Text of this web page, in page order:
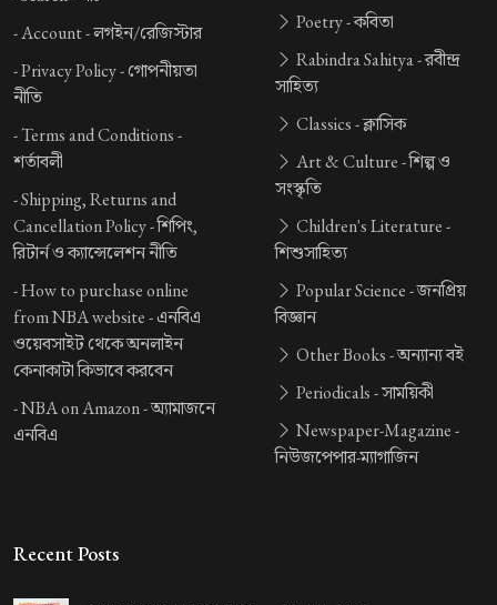
-Account -লগইন/রেজিস্টার
-Privacy Policy -গোপনীয়তা
নীতি
-Terms and Conditions -
শর্তাবলী
-Shipping, Returns and
Cancellation Policy -শিপিং,
রিটার্ন ও ক্যান্সেলেশন নীতি
-How to purchase online
from NBA website -এনবিএ
ওয়েবসাইট থেকে অনলাইন
কেনাকাটা কিভাবে করবেন
-NBA on Amazon -অ্যামাজনে
এনবিএ
Poetry -কবিতা
Rabindra Sahitya -রবীন্দ্র
সাহিত্য
Classics -ক্লাসিক
Art & Culture -শিল্প ও
সংস্কৃতি
Children's Literature -
শিশুসাহিত্য
Popular Science -জনপ্রিয়
বিজ্ঞান
Other Books -অন্যান্য বই
Periodicals -সাময়িকী
Newspaper-Magazine -
নিউজপেপার-ম্যাগাজিন
Recent Posts